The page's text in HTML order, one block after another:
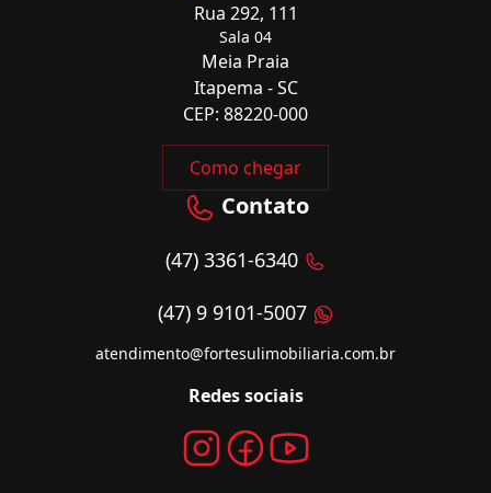
Rua 292, 111
Sala 04
Meia Praia
Itapema - SC
CEP: 88220-000
Como chegar
Contato
(47) 3361-6340
(47) 9 9101-5007
atendimento@fortesulimobiliaria.com.br
Redes sociais